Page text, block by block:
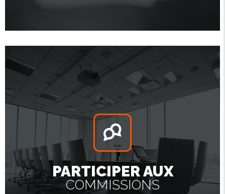
PARTICIPER AUX
COMMISSIONS